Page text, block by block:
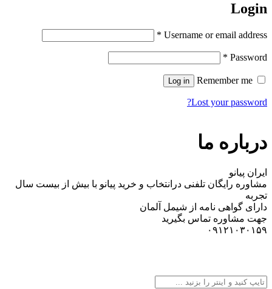
Login
Username or email address
*
Password
*
Remember me
Log in
Lost your password?
درباره ما
ایران پیانو
مشاوره رایگان تلفنی درانتخاب و خرید پیانو با بیش از بیست سال
تجربه
دارای گواهی نامه از شیمل آلمان
جهت مشاوره تماس بگیرید
۰۹۱۲۱۰۳۰۱۵۹